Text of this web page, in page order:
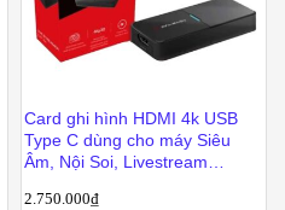
Card ghi hình HDMI 4k USB
Type C dùng cho máy Siêu
Âm, Nội Soi, Livestream
2.750.000₫